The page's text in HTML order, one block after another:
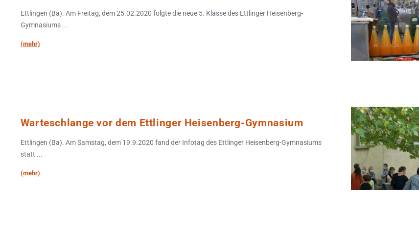
Ettlingen (Ba). Am Freitag, dem 25.02.2020 folgte die neue 5. Klasse des Ettlinger Heisenberg-
Gymnasiums ...
(mehr)
Warteschlange vor dem Ettlinger Heisenberg-Gymnasium
Ettlingen (Ba). Am Samstag, dem 19.9.2020 fand der Infotag des Ettlinger Heisenberg-Gymnasiums
statt ...
(mehr)